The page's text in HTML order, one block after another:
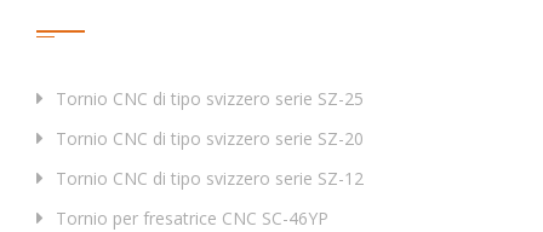
Tornio CNC di tipo svizzero serie SZ-25
Tornio CNC di tipo svizzero serie SZ-20
Tornio CNC di tipo svizzero serie SZ-12
Tornio per fresatrice CNC SC-46YP